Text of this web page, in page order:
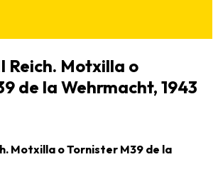
Reich. Motxilla o
de la Wehrmacht, 1943
Motxilla o Tornister M39 de la